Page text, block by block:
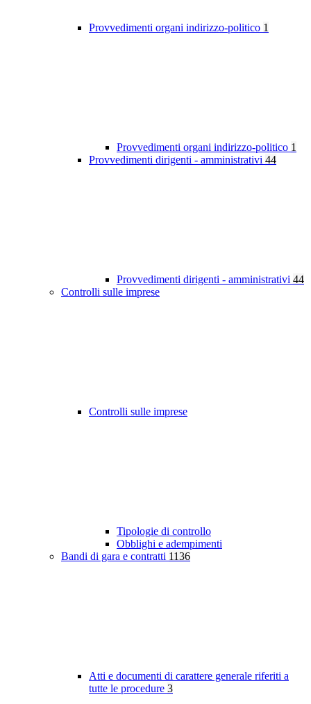
Provvedimenti organi indirizzo-politico 1
Provvedimenti organi indirizzo-politico 1
Provvedimenti dirigenti - amministrativi 44
Provvedimenti dirigenti - amministrativi 44
Controlli sulle imprese
Controlli sulle imprese
Tipologie di controllo
Obblighi e adempimenti
Bandi di gara e contratti 1136
Atti e documenti di carattere generale riferiti a
tutte le procedure 3